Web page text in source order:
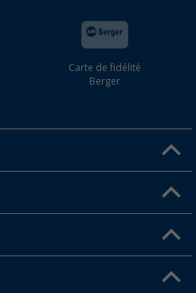
Carte de fidélité
Berger